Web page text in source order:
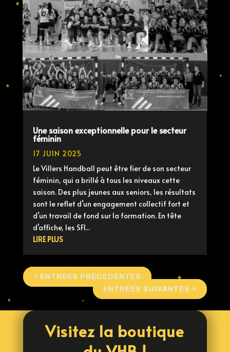
Une saison exceptionnelle pour le secteur
féminin
17 JUIN 2025
Le Villers Handball peut être fier de son secteur
féminin, qui a brillé à tous les niveaux cette
saison. Des plus jeunes aux seniors, les résultats
sont le reflet d’un engagement collectif fort et
d’un travail de fond sur la formation. En tête
d’affiche, les SF1...
LIRE PLUS
« ENTRÉES PRÉCÉDENTES
ENTRÉES SUIVANTES »
Visitez la boutique